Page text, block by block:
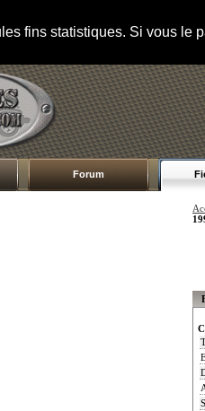
fins statistiques. Si vous le
Forum